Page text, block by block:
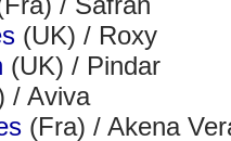
(UK) / Roxy
(UK) / Pindar
/ Aviva
(Fra) / Akena